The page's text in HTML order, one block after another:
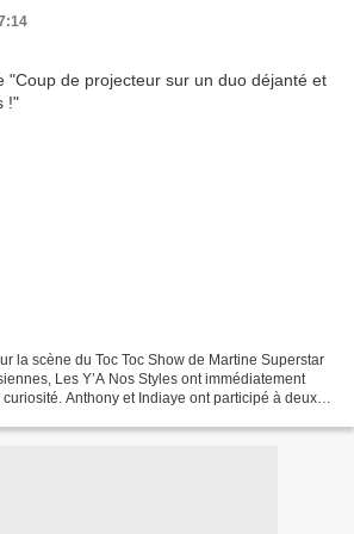
la scène du Toc Toc Show de Martine Superstar
Les Y’A Nos Styles ont immédiatement
Anthony et Indiaye ont participé à deux